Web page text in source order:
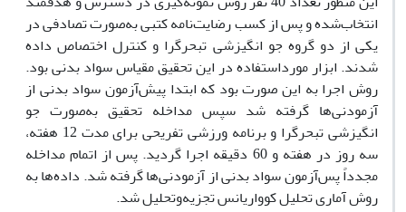
انتخاب‌شده و پس از کسب رضایت‌نامه کتبی به‌صورت تصادفی در
یکی از دو گروه جو انگیزشی تبحرگرا و کنترل اختصاص داده
شدند. ابزار مورداستفاده در این تحقیق مقیاس سواد بدنی بود.
روش اجرا به این صورت بود که ابتدا پیش‌آزمون سواد بدنی از
آزمودنی‌ها گرفته شد سپس مداخله تحقیق به‌صورت جو
انگیزشی تبحرگرا و برنامه ورزشی تفریحی برای مدت 12 هفته،
سه روز در هفته و 60 دقیقه اجرا گردید. پس از اتمام مداخله
مجدداً پس‌آزمون سواد بدنی از آزمودنی‌ها گرفته شد. داده‌ها به
روش آماری تحلیل کوواریانس تجزیه‌وتحلیل شد.